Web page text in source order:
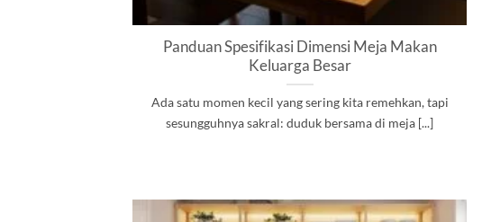
Panduan Spesifikasi Dimensi Meja Makan
Keluarga Besar
Ada satu momen kecil yang sering kita remehkan, tapi
sesungguhnya sakral: duduk bersama di meja [...]